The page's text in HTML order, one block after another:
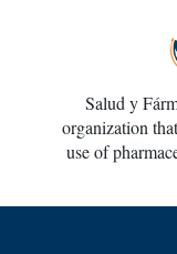
Salud y
organization
use of